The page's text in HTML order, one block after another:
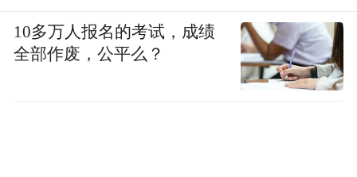
10多万人报名的考试，成绩
全部作废，公平么？